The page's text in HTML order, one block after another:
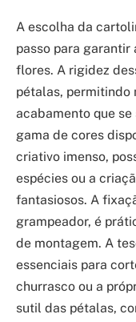
A escolha da
passo para garantir
flores. A rigidez
pétalas, permitindo
acabamento que
gama de cores
criativo imenso,
espécies ou a
fantasiosos. A
grampeador, é
de montagem. A
essenciais para
churrasco ou a
sutil das pétalas,